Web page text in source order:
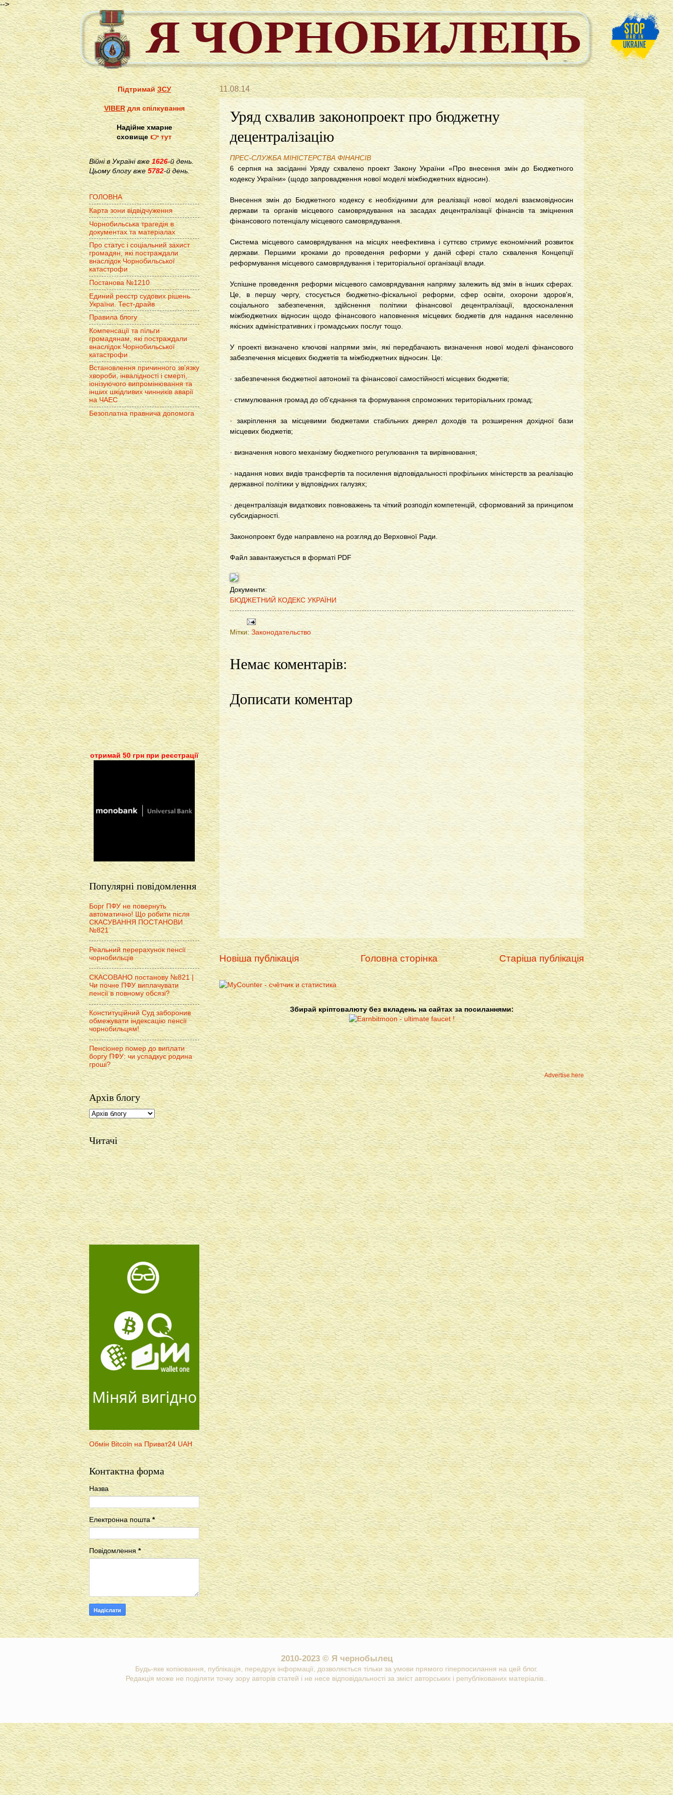
-->
11.08.14
Уряд схвалив законопроект про бюджетну
децентралізацію
ПРЕС-СЛУЖБА МІНІСТЕРСТВА ФІНАНСІВ
6 серпня на засіданні Уряду схвалено проект Закону України «Про внесення змін до Бюджетного
кодексу України» (щодо запровадження нової моделі міжбюджетних відносин).
Внесення змін до Бюджетного кодексу є необхідними для реалізації нової моделі взаємовідносин
держави та органів місцевого самоврядування на засадах децентралізації фінансів та зміцнення
фінансового потенціалу місцевого самоврядування.
Система місцевого самоврядування на місцях неефективна і суттєво стримує економічний розвиток
держави. Першими кроками до проведення реформи у даній сфері стало схвалення Концепції
реформування місцевого самоврядування і територіальної організації влади.
Успішне проведення реформи місцевого самоврядування напряму залежить від змін в інших сферах.
Це, в першу чергу, стосується бюджетно-фіскальної реформи, сфер освіти, охорони здоров’я,
соціального забезпечення, здійснення політики фінансової децентралізації, вдосконалення
міжбюджетних відносин щодо фінансового наповнення місцевих бюджетів для надання населенню
якісних адміністративних і громадських послуг тощо.
У проекті визначено ключові напрями змін, які передбачають визначення нової моделі фінансового
забезпечення місцевих бюджетів та міжбюджетних відносин. Це:
· забезпечення бюджетної автономії та фінансової самостійності місцевих бюджетів;
· стимулювання громад до об'єднання та формування спроможних територіальних громад;
· закріплення за місцевими бюджетами стабільних джерел доходів та розширення дохідної бази
місцевих бюджетів;
· визначення нового механізму бюджетного регулювання та вирівнювання;
· надання нових видів трансфертів та посилення відповідальності профільних міністерств за реалізацію
державної політики у відповідних галузях;
· децентралізація видаткових повноважень та чіткий розподіл компетенцій, сформований за принципом
субсидіарності.
Законопроект буде направлено на розгляд до Верховної Ради.
Файл завантажується в форматі PDF
Документи:
БЮДЖЕТНИЙ КОДЕКС УКРАЇНИ
Мітки: Законодательство
Немає коментарів:
Дописати коментар
Новіша публікація Старіша публікація
Головна сторінка
Збирай кріптовалюту без вкладень на сайтах за посиланнями:
Advertise here
ПідтримайЗСУ
VIBERдля спілкування
Надійне хмарне
сховище👉 тут
Війні в Україні вже1626-й день.
Цьому блогу вже 5782-й день.
ГОЛОВНА
Карта зони відвідчуження
Чорнобильська трагедія в
документах та матеріалах
Про статус і соціальний захист
громадян, які постраждали
внаслідок Чорнобильської
катастрофи
Постанова №1210
Единий реєстр судових рішень
України. Тест-драйв
Правила блогу
Компенсації та пільги
громадянам, які постраждали
внаслідок Чорнобильської
катастрофи
Встановлення причинного зв'язку
хвороби, інвалідності і смерті,
іонізуючого випромінювання та
інших шкідливих чинників аварії
на ЧАЕС
Безоплатна правнича допомога
отримай 50 грн при реєстрації
Популярні повідомлення
Борг ПФУ не повернуть
автоматично! Що робити після
СКАСУВАННЯ ПОСТАНОВИ
№821
Реальний перерахунок пенсії
чорнобильців
СКАСОВАНО постанову №821 |
Чи почне ПФУ виплачувати
пенсії в повному обсязі?
Конституційний Суд заборонив
обмежувати індексацію пенсії
чорнобильцям!
Пенсіонер помер до виплати
боргу ПФУ: чи успадкує родина
гроші?
Архів блогу
Читачі
Міняй вигідно
Обмін Bitcoin на Приват24 UAH
Контактна форма
Назва
Електронна пошта*
Повідомлення*
2010-2023 © Я чернобылец
Будь-яке копіювання, публікація, передрук інформації, дозволяється тільки за умови прямого гіперпосилання на цей блог.
Редакція може не поділяти точку зору авторів статей і не несе відповідальності за зміст авторських і републікованих матеріалів..